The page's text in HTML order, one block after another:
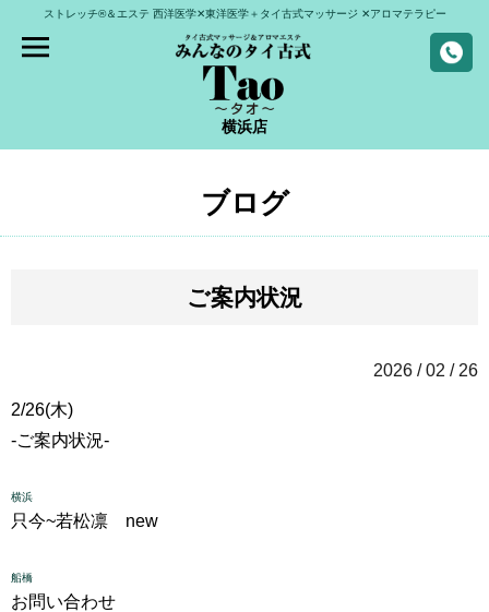
ストレッチ®＆エステ 西洋医学✕東洋医学＋タイ古式マッサージ ✕アロマテラピー
横浜店
ブログ
ご案内状況
2026 / 02 / 26
2/26(木)
-ご案内状況-
横浜
只今~若松凛 new
船橋
お問い合わせ